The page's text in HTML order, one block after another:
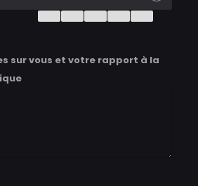
sur vous et votre rapport à la